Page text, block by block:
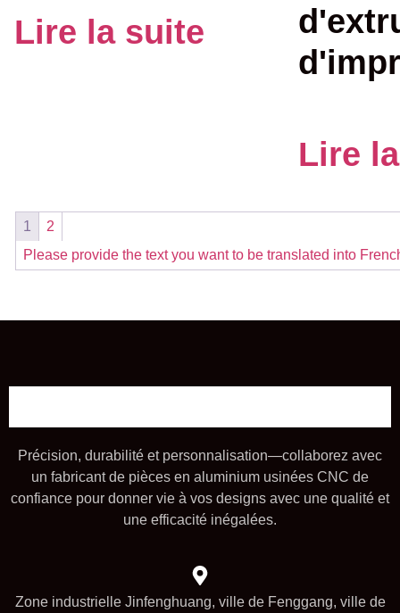
Lire la suite
Lire
1
2
Please provide the text you want to be translated into
Précision, durabilité et personnalisation—collaborez avec
un fabricant de pièces en aluminium usinées CNC de
confiance pour donner vie à vos designs avec une qualité et
une efficacité inégalées.
Zone industrielle Jinfenghuang, ville de Fenggang, ville de